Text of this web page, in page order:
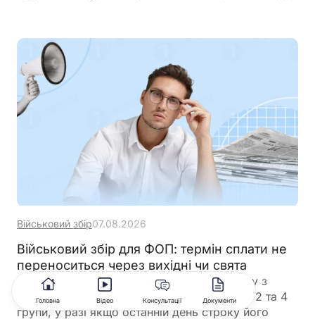
Військовий збір07.08.2026
Військовий збір для ФОП: термін сплати не
переноситься через вихідні чи свята
Граничний строк сплати авансового внеску з
військового збору для ФОП – єдинників 1, 2 та 4
групи, у разі якщо останній день строку його
Головна Відео Консультації Документи